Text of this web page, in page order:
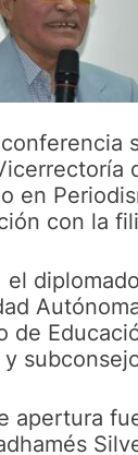
en
con la
el
de
apertura